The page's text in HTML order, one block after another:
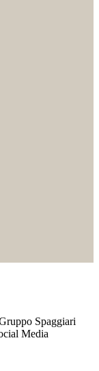
Spaggiari
Media